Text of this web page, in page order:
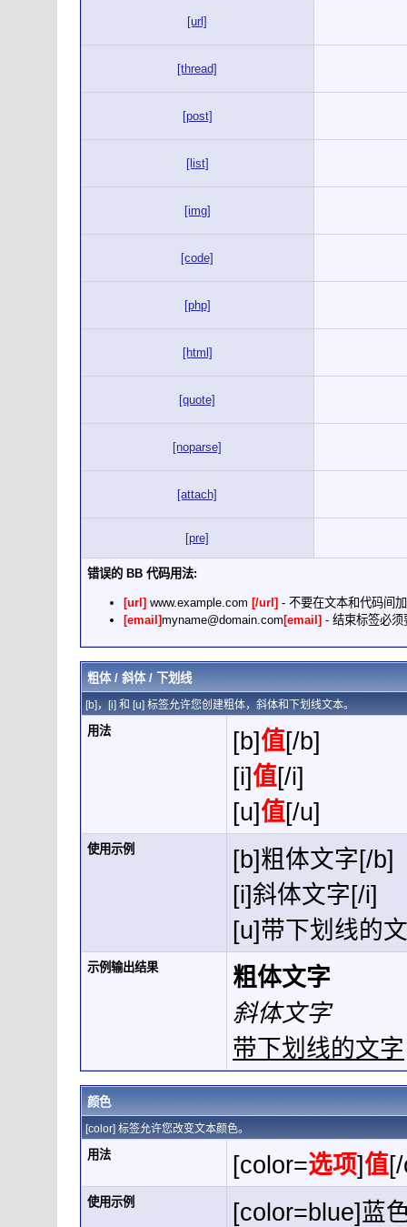
[url]
[thread]
[post]
[list]
[img]
[code]
[php]
[html]
[quote]
[noparse]
[attach]
[pre]
错误的 BB 代码用法:
[url] www.example.com [/url] - 不要在文本和代码间
[email]myname@domain.com [email] - 结束标签必须
粗体 / 斜体 / 下划线
[b]，[i] 和 [u] 标签允许您创建粗体，斜体和下划线文本。
用法 [b]值[/b]
[i]值[/i]
[u]值[/u]
使用示例
[b]粗体文字[/b]
[i]斜体文字[/i]
[u]带下划线的
示例输出结果
粗体文字
斜体文字
带下划线的文字
颜色
[color] 标签允许您改变文本颜色。
用法 [color=选项]值
使用示例 [color=blue]蓝